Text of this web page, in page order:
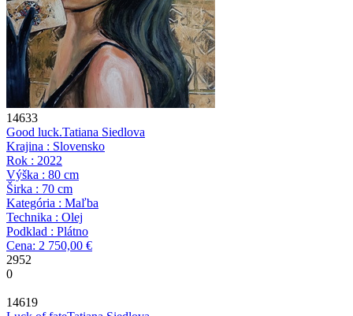
14633
Good luck.Tatiana Siedlova
Krajina : Slovensko
Rok : 2022
Výška : 80 cm
Širka : 70 cm
Kategória : Maľba
Technika : Olej
Podklad : Plátno
Cena: 2 750,00 €
2952
0
14619